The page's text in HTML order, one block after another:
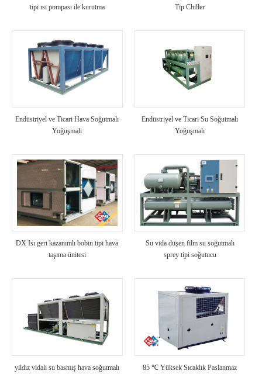
tipi ısı pompası ile kurutma
Tip Chiller
Endüstriyel ve Ticari Hava Soğutmalı
Yoğuşmalı
Endüstriyel ve Ticari Su Soğutmalı
Yoğuşmalı
DX Isı geri kazanımlı bobin tipi hava
taşıma ünitesi
Su vida düşen film su soğutmalı
sprey tipi soğutucu
yıldız vidalı su basmış hava soğutmalı
85 ℃ Yüksek Sıcaklık Paslanmaz